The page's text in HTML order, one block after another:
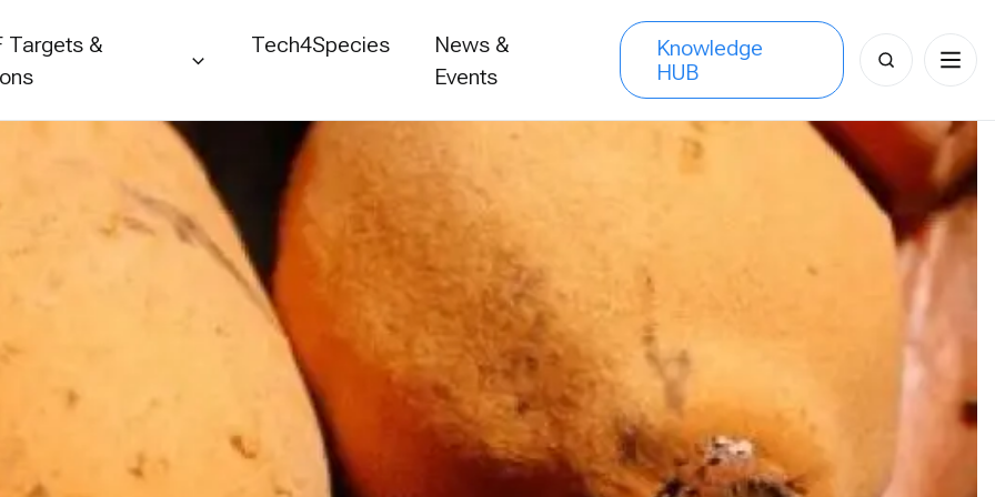
Targets &
Tech4Species
News &
Events
Knowledge
HUB
Search
for: